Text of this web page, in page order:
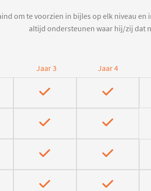
om te voorzien in bijles op elk niveau
altijd ondersteunen waar hij/zij dat
Jaar 3 Jaar 4